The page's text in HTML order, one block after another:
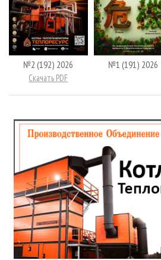
№2 (192) 2026
Скачать PDF
№1 (191) 2026